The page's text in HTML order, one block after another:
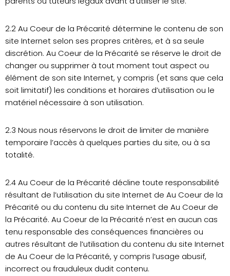
2.2 Au Coeur de la Précarité détermine le contenu de son
site Internet selon ses propres critères, et à sa seule
discrétion. Au Coeur de la Précarité se réserve le droit de
changer ou supprimer à tout moment tout aspect ou
élément de son site Internet, y compris (et sans que cela
soit limitatif) les conditions et horaires d’utilisation ou le
matériel nécessaire à son utilisation.
2.3 Nous nous réservons le droit de limiter de manière
temporaire l’accès à quelques parties du site, ou à sa
totalité.
2.4 Au Coeur de la Précarité décline toute responsabilité
résultant de l’utilisation du site Internet de Au Coeur de la
Précarité ou du contenu du site Internet de Au Coeur de
la Précarité. Au Coeur de la Précarité n’est en aucun cas
tenu responsable des conséquences financières ou
autres résultant de l’utilisation du contenu du site Internet
de Au Coeur de la Précarité, y compris l’usage abusif,
incorrect ou frauduleux dudit contenu.